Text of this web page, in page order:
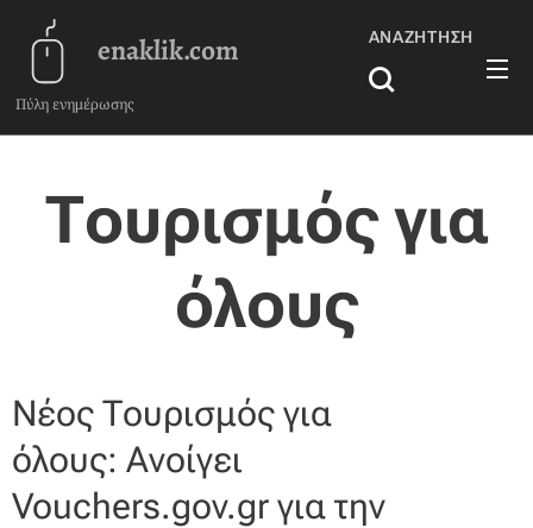
enaklik.com
Πύλη ενημέρωσης
ΑΝΑΖΉΤΗΣΗ
Τουρισμός για
όλους
Νέος Τουρισμός για
όλους: Ανοίγει
Vouchers.gov.gr για την